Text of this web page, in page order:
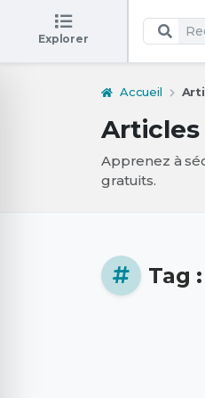
Explorer
Accueil
Articles
Apprenez à
gratuits.
Tag